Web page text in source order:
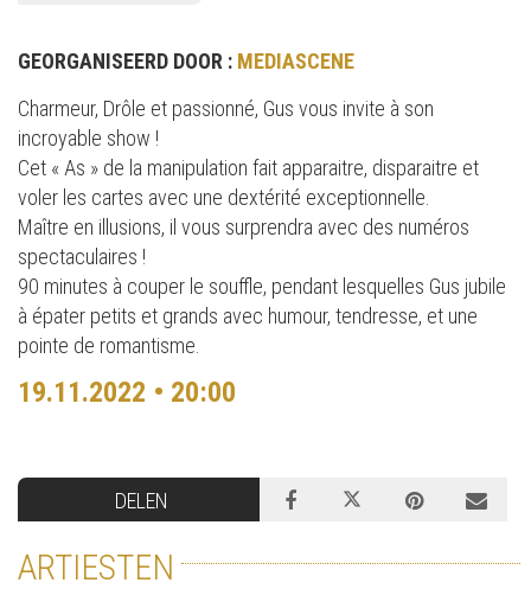
GEORGANISEERD DOOR : MEDIASCENE
Charmeur, Drôle et passionné, Gus vous invite à son
incroyable show !
Cet « As » de la manipulation fait apparaitre, disparaitre et
voler les cartes avec une dextérité exceptionnelle.
Maître en illusions, il vous surprendra avec des numéros
spectaculaires !
90 minutes à couper le souffle, pendant lesquelles Gus jubile
à épater petits et grands avec humour, tendresse, et une
pointe de romantisme.
19.11.2022 • 20:00
DELEN
ARTIESTEN